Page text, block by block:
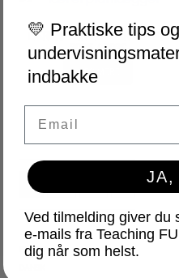
FONTE
LÆRERPLANLÆGGER DIGITAL
2025 / 2026
LÆS MERE
1
💛 Praktiske tips
indbakke
JA,
Ved tilmelding giver du
e-mails fra Teaching
dig når som helst.